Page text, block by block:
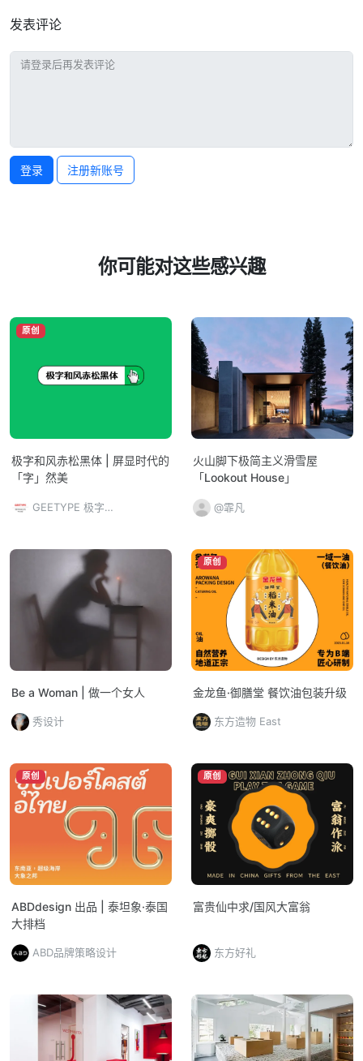
发表评论
登录 注册新账号
你可能对这些感兴趣
原创
极字和风赤松黑体 | 屏显时代的
「字」然美
GEETYPE 极字和风字库
火山脚下极简主义滑雪屋
「Lookout House」
@霏凡
Be a Woman | 做一个女人
秀设计
原创
金龙鱼·御膳堂 餐饮油包装升级
东方造物 East
原创
ABDdesign 出品 | 泰坦象·泰国
大排档
ABD品牌策略设计
原创
富贵仙中求/国风大富翁
东方好礼